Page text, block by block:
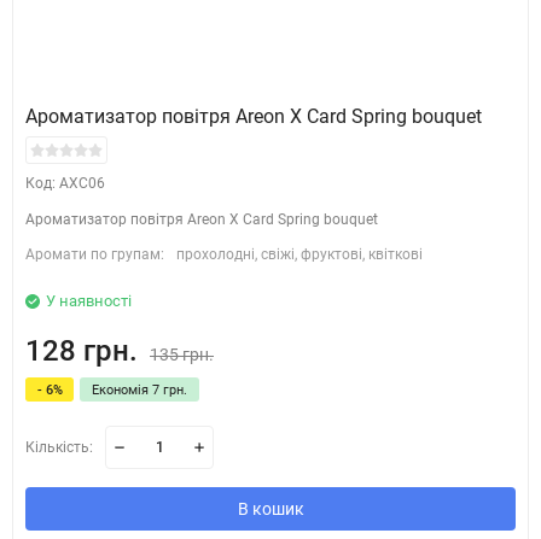
Ароматизатор повітря Areon X Card Spring bouquet
Код: AXC06
Ароматизатор повітря Areon X Card Spring bouquet
Аромати по групам: прохолодні, свіжі, фруктові, квіткові
У наявності
128 грн. 135 грн.
- 6% Економія 7 грн.
Кількість:
В кошик